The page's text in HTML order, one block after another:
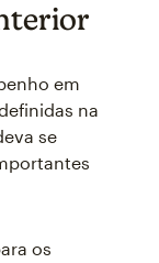
em
na
se
os